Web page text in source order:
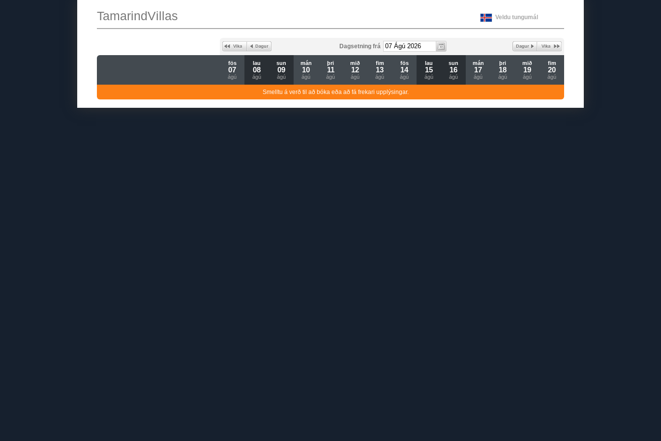
Veldu tungumál
TamarindVillas
Dagsetning frá
fös
07
ágú
lau
08
ágú
sun
09
ágú
mán
10
ágú
þri
11
ágú
mið
12
ágú
fim
13
ágú
fös
14
ágú
lau
15
ágú
sun
16
ágú
mán
17
ágú
þri
18
ágú
mið
19
ágú
fim
20
ágú
Smelltu á verð til að bóka eða að fá frekari upplýsingar.